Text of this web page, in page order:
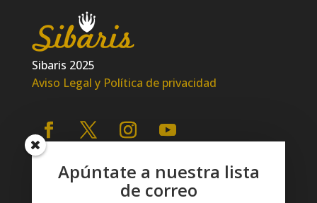
Sibaris 2025
Aviso Legal y Política de privacidad
Apúntate a nuestra lista
de correo